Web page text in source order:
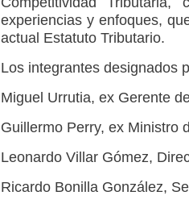
experiencias y enfoques,
actual Estatuto Tributario.
Los integrantes designados
Miguel Urrutia, ex Gerente
Guillermo Perry, ex Ministro
Leonardo Villar Gómez,
Ricardo Bonilla González,